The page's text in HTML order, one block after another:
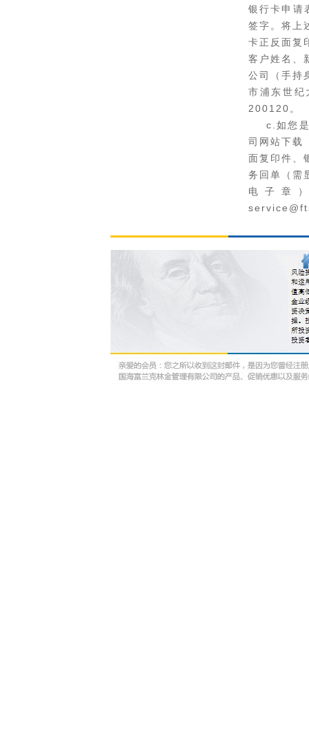
银行卡申请
签字。将上
卡正反面复
客户姓名、
公司（手持
市浦东世
200120。
c.如您是
司网站下载
面复印件、
务回单（需
电子章